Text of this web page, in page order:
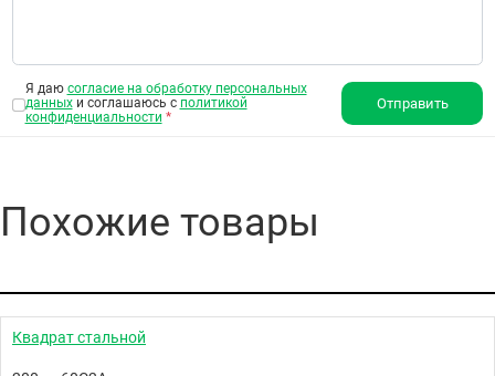
Я даю согласие на обработку персональных
данныхи соглашаюсь с политикой
конфиденциальности *
Отправить
Похожие товары
Квадрат стальной